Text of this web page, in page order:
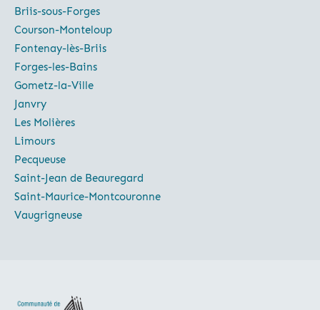
Briis-sous-Forges
Courson-Monteloup
Fontenay-lès-Briis
Forges-les-Bains
Gometz-la-Ville
Janvry
Les Molières
Limours
Pecqueuse
Saint-Jean de Beauregard
Saint-Maurice-Montcouronne
Vaugrigneuse